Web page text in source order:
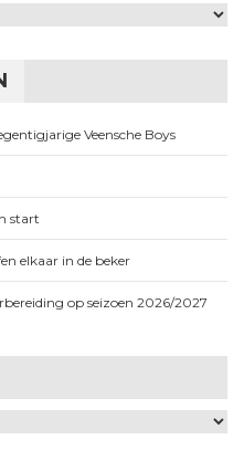
Veensche Boys
start
elkaar in de beker
op seizoen 2026/2027